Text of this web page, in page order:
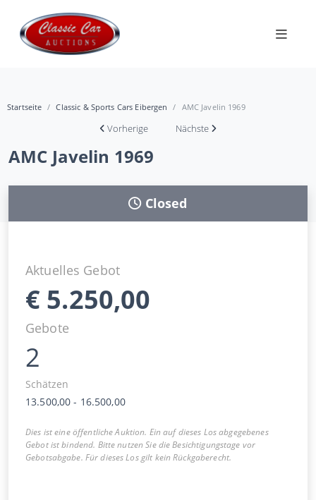
Startseite Classic & Sports Cars Eibergen AMC Javelin 1969
Vorherige Nächste
AMC Javelin 1969
Closed
Aktuelles Gebot
€ 5.250,00
Gebote
2
Schätzen
13.500,00 - 16.500,00
Dies ist eine öffentliche Auktion. Ein auf dieses Los abgegebenes
Gebot ist bindend. Bitte nutzen Sie die Besichtigungstage vor
Gebotsabgabe. Für dieses Los gilt kein Rückgaberecht.